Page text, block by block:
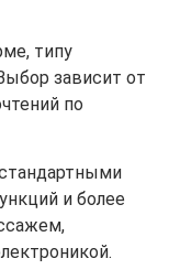
типу
зависит от
по
и более